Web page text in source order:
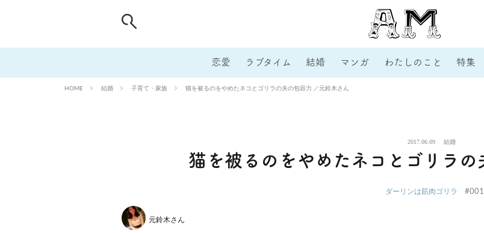
恋愛 ラブタイム 結婚 マンガ わたしのこと 特集
HOME 結婚 子育て・家族 猫を被るのをやめたネコとゴリラの夫の包容力 ／元鈴木さん
2017.06.09 結婚
猫を被るのをやめたネコとゴリラ
ダーリンは筋肉ゴリラ #001
元鈴木さん